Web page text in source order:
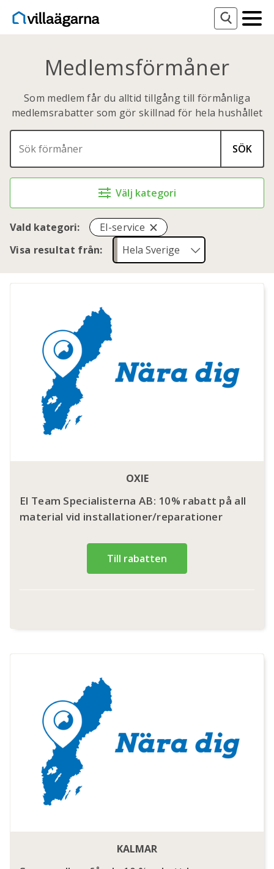
Medlemsförmåner
Som medlem får du alltid tillgång till förmånliga
medlemsrabatter som gör skillnad för hela hushållet
SÖK
Välj kategori
Vald kategori:
El-service
Visa resultat från:
OXIE
El Team Specialisterna AB: 10% rabatt på all
material vid installationer/reparationer
Till rabatten
KALMAR